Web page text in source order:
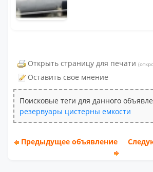
Открыть страницу для печати
Оставить своё мнение
Поисковые теги для данного
резервуары цистерны емкости
Предыдущее объявление